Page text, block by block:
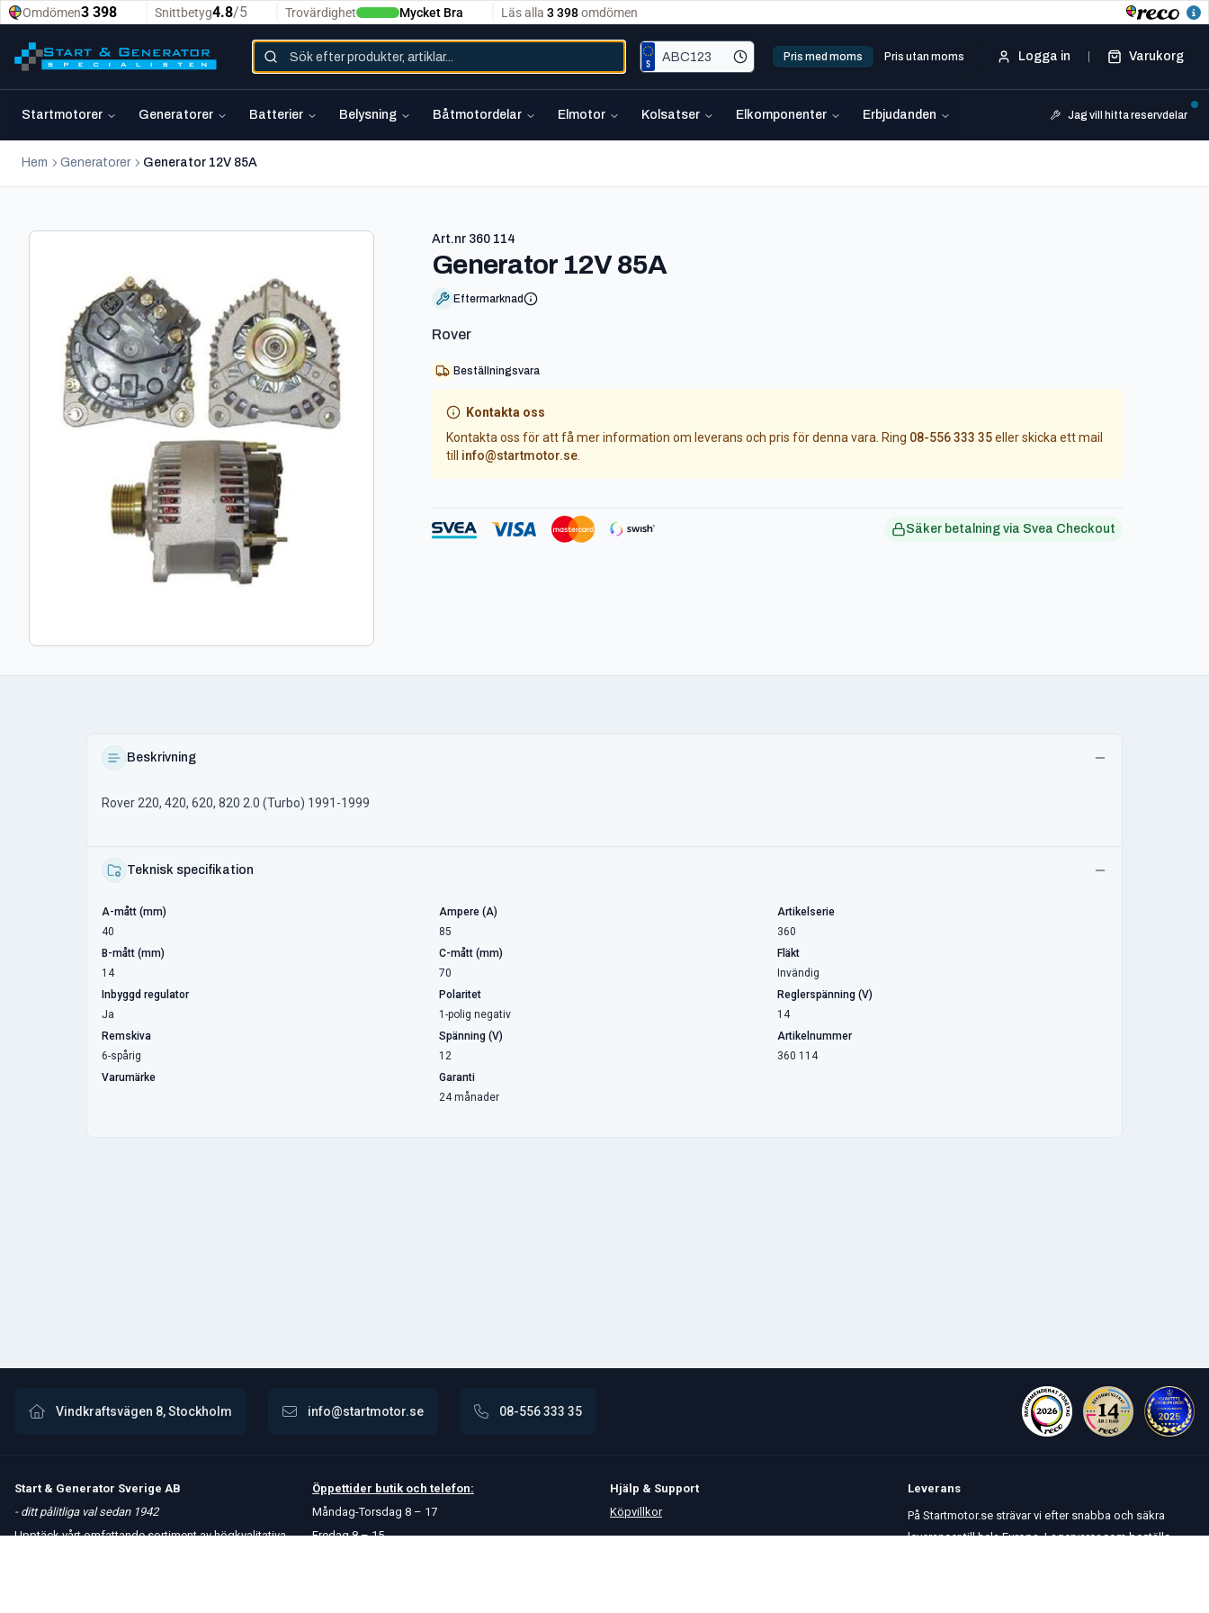
Pris med moms Pris utan moms Logga in Varukorg
Startmotorer Generatorer Batterier Belysning Båtmotordelar Elmotor Kolsatser Elkomponenter Erbjudanden Jag vill hitta reservdelar
Hem Generatorer Generator 12V 85A
Art.nr 360 114
Generator 12V 85A-
Eftermarknad
Rover
Beställningsvara
Kontakta oss
Kontakta oss för att få mer information om leverans och pris för denna vara. Ring 08-556 333 35eller skicka ett mail
till
info@startmotor.se
Säker betalning via Svea Checkout
Beskrivning
Rover 220, 420, 620, 820 2.0 (Turbo) 1991-1999
Teknisk specifikation
A-mått (mm)
40
Ampere (A)
85
Artikelserie
360
B-mått (mm)
14
C-mått (mm)
70
Fläkt
Invändig
Inbyggd regulator
Ja
Polaritet
1-polig negativ
Reglerspänning (V)
14
Remskiva
6-spårig
Spänning (V)
12
Artikelnummer
360 114
Varumärke
Garanti
24 månader
Vindkraftsvägen 8, Stockholm info@startmotor.se 08-556 333 35
Start & Generator Sverige AB
- ditt pålitliga val sedan 1942
Upptäck vårt omfattande sortiment av högkvalitativa
Öppettider butik och telefon:
Måndag-Torsdag 8 – 17
Fredag 8 – 15
Hjälp & Support
Köpvillkor
Leverans
På Startmotor.se strävar vi efter snabba och säkra
leveranser till hela Europa. Lagervaror som beställs